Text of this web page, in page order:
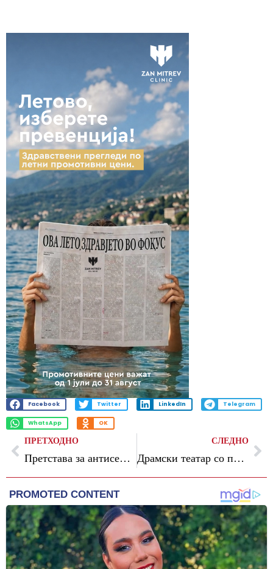
Facebook Twitter LinkedIn Telegram
WhatsApp OK
ПРЕТХОДНО
Претстава за антисемитизмот триумфираше на „Тони“ наградите
СЛЕДНО
Драмски театар со претставата „Чудна случка со кучето во ноќта“ вечерва на програмата на фестивалот Војдан Чернодрински